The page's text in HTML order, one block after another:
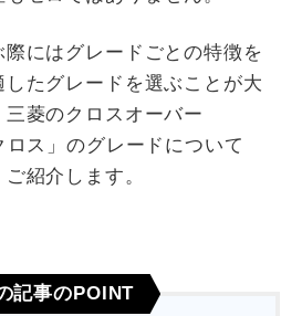
にはグレードごとの特徴を
たグレードを選ぶことが大
菱のクロスオーバー
ス」のグレードについて
紹介します。
記事のPOINT